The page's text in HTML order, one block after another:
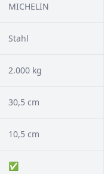
MICHELIN
Stahl
2.000 kg
30,5 cm
10,5 cm
✅